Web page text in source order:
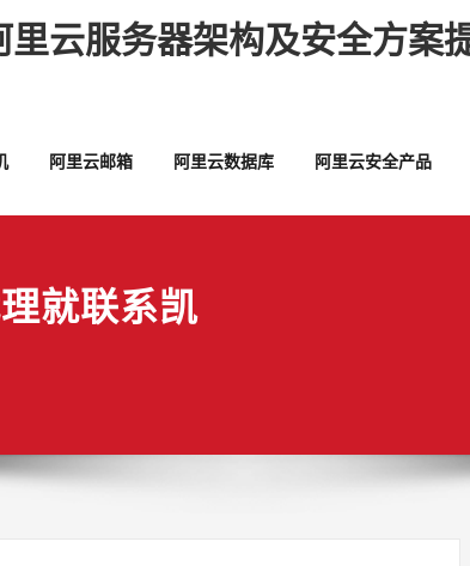
云服务器架构及安全方案
阿里云邮箱 阿里云数据库 阿里云安全产品
就联系凯